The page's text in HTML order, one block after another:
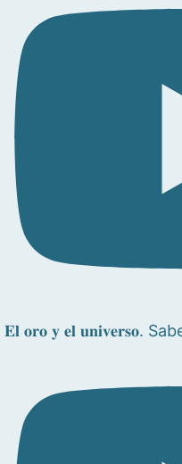
𝐄𝐥 𝐨𝐫𝐨 𝐲 𝐞𝐥 𝐮𝐧𝐢𝐯𝐞𝐫𝐬𝐨.